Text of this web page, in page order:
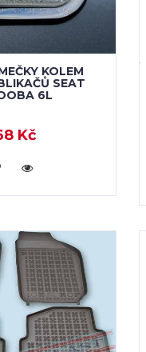
KOLEM
SEAT
6L
Kč
KOŠÍKU